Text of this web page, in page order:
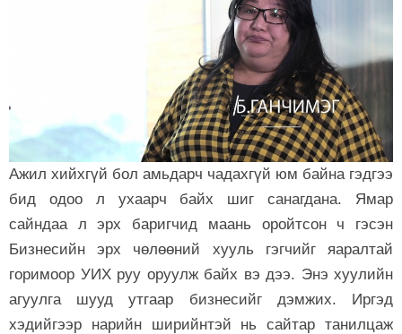
Ажил хийхгүй бол амьдарч чадахгүй юм байна гэдгээ
бид одоо л ухаарч байх шиг санагдана. Ямар
сайндаа л эрх баригчид маань оройтсон ч гэсэн
Бизнесийн эрх чөлөөний хууль гэгчийг яаралтай
горимоор УИХ руу оруулж байх вэ дээ. Энэ хуулийн
агуулга шууд утгаар бизнесийг дэмжих. Иргэд
хэдийгээр нарийн ширийнтэй нь сайтар танилцаж